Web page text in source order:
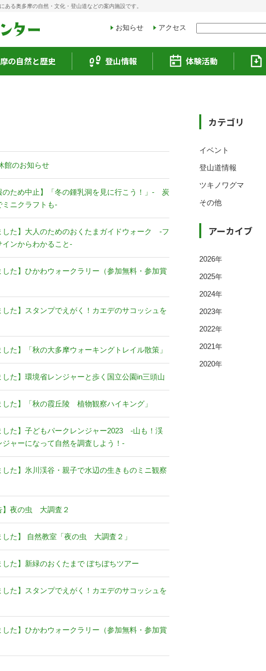
る奥多摩の自然・文化・登山道などの案内施設です。
の自然と歴史 登山情報 体験活動
お知らせ アクセス
館のお知らせ
のため中止】「冬の鍾乳洞を見に行こう！」- 炭
ミニクラフトも-
した】大人のためのおくたまガイドウォーク -フ
インからわかること-
した】ひかわウォークラリー（参加無料・参加賞
した】スタンプでえがく！カエデのサコッシュを
した】「秋の大多摩ウォーキングトレイル散策」
した】環境省レンジャーと歩く国立公園in三頭山
した】「秋の霞丘陵 植物観察ハイキング」
した】子どもパークレンジャー2023 -山も！渓
ジャーになって自然を調査しよう！-
した】氷川渓谷・親子で水辺の生きものミニ観察
】夜の虫 大調査２
した】 自然教室「夜の虫 大調査２」
した】新緑のおくたまで ぼちぼちツアー
した】スタンプでえがく！カエデのサコッシュを
した】ひかわウォークラリー（参加無料・参加賞
カテゴリ
イベント
登山道情報
ツキノワグマ
その他
アーカイブ
2026年
2025年
2024年
2023年
2022年
2021年
2020年